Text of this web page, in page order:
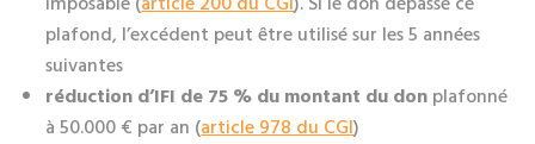
plafond, l’excédent peut être utilisé sur les 5 années
suivantes
réduction d’IFI de 75 % du montant du donplafonné
à 50.000 € par an (article 978 du CGI)